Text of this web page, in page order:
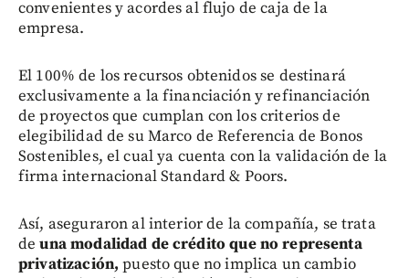
convenientes y acordes al flujo de caja de la
empresa.
El 100% de los recursos obtenidos se destinará
exclusivamente a la financiación y refinanciación
de proyectos que cumplan con los criterios de
elegibilidad de su Marco de Referencia de Bonos
Sostenibles, el cual ya cuenta con la validación de la
firma internacional Standard & Poors.
Así, aseguraron al interior de la compañía, se trata
deuna modalidad de crédito que no representa
privatización,puesto que no implica un cambio